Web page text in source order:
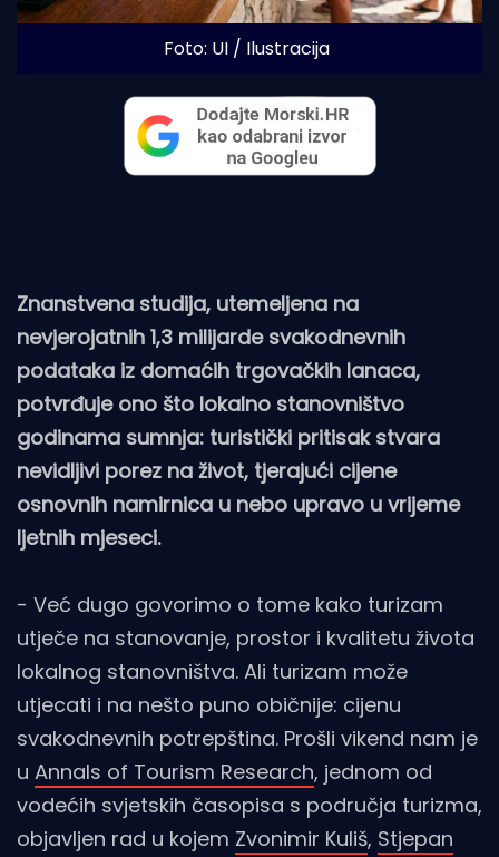
Foto: UI / Ilustracija
Znanstvena studija, utemeljena na
nevjerojatnih 1,3 milijarde svakodnevnih
podataka iz domaćih trgovačkih lanaca,
potvrđuje ono što lokalno stanovništvo
godinama sumnja: turistički pritisak stvara
nevidljivi porez na život, tjerajući cijene
osnovnih namirnica u nebo upravo u vrijeme
ljetnih mjeseci.
- Već dugo govorimo o tome kako turizam
utječe na stanovanje, prostor i kvalitetu života
lokalnog stanovništva. Ali turizam može
utjecati i na nešto puno običnije: cijenu
svakodnevnih potrepština. Prošli vikend nam je
u Annals of Tourism Research, jednom od
vodećih svjetskih časopisa s područja turizma,
objavljen rad u kojem Zvonimir Kuliš, Stjepan